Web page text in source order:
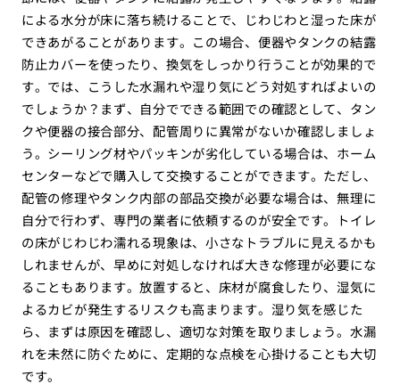
による水分が床に落ち続けることで、じわじわと湿った床が
できあがることがあります。この場合、便器やタンクの結露
防止カバーを使ったり、換気をしっかり行うことが効果的で
す。では、こうした水漏れや湿り気にどう対処すればよいの
でしょうか？まず、自分でできる範囲での確認として、タン
クや便器の接合部分、配管周りに異常がないか確認しましょ
う。シーリング材やパッキンが劣化している場合は、ホーム
センターなどで購入して交換することができます。ただし、
配管の修理やタンク内部の部品交換が必要な場合は、無理に
自分で行わず、専門の業者に依頼するのが安全です。トイレ
の床がじわじわ濡れる現象は、小さなトラブルに見えるかも
しれませんが、早めに対処しなければ大きな修理が必要にな
ることもあります。放置すると、床材が腐食したり、湿気に
よるカビが発生するリスクも高まります。湿り気を感じた
ら、まずは原因を確認し、適切な対策を取りましょう。水漏
れを未然に防ぐために、定期的な点検を心掛けることも大切
です。